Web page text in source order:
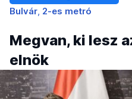
Bulvár 2-es metró
Megvan, ki lesz
elnök